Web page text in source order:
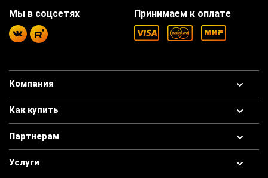
Компания
Как купить
Партнерам
Услуги
Принимаем к оплате
Мы в соцсетях